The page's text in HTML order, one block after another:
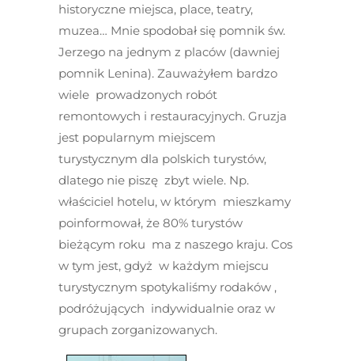
historyczne miejsca, place, teatry,
muzea… Mnie spodobał się pomnik św.
Jerzego na jednym z placów (dawniej
pomnik Lenina). Zauważyłem bardzo
wiele prowadzonych robót
remontowych i restauracyjnych. Gruzja
jest popularnym miejscem
turystycznym dla polskich turystów,
dlatego nie piszę zbyt wiele. Np.
właściciel hotelu, w którym mieszkamy
poinformował, że 80% turystów
bieżącym roku ma z naszego kraju. Cos
w tym jest, gdyż w każdym miejscu
turystycznym spotykaliśmy rodaków ,
podróżujących indywidualnie oraz w
grupach zorganizowanych.